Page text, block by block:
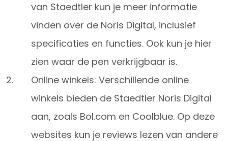
van Staedtler kun je meer informatie
vinden over de Noris Digital, inclusief
specificaties en functies. Ook kun je hier
zien waar de pen verkrijgbaar is.
Online winkels: Verschillende online
winkels bieden de Staedtler Noris Digital
aan, zoals Bol.com en Coolblue. Op deze
websites kun je reviews lezen van andere